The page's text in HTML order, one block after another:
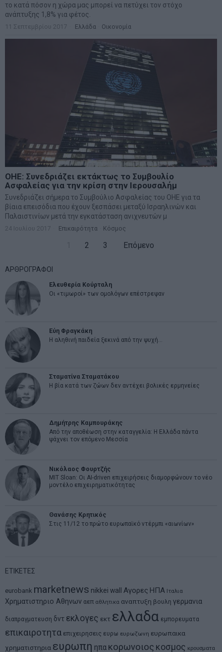
το κατά πόσον η χώρα μας μπορεί να πετύχει τον στόχο
ανάπτυξης 1,8% για φέτος.
11 Σεπτεμβρίου 2017 Ελλάδα Οικονομία
ΟΗΕ: Συνεδριάζει εκτάκτως το Συμβουλίο
Ασφαλείας για την κρίση στην Ιερουσαλήμ
Συνεδριάζει σήμερα το Συμβούλιο Ασφαλείας του ΟΗΕ για τα
βίαια επεισόδια που έχουν ξεσπάσει μεταξύ Ισραηλινών και
Παλαιστινίων μετά την εγκατάσταση ανιχνευτών μ
24 Ιουλίου 2017 Επικαιρότητα Κόσμος
2 3 Επόμενο
ΑΡΘΡΟΓΡΑΦΟΙ
Ελευθερία Κούρταλη
Οι «τιμωροί» των ομολόγων επέστρεψαν
Εύη Φραγκάκη
Η αληθινή παιδεία ξεκινά από την ψυχή…
Σταματίνα Σταματάκου
Η βία κατά των ζώων δεν αντέχει βολικές ερμηνείες
Δημήτρης Καμπουράκης
Από την αποθέωση στην καταγγελία: Η Ελλάδα πάντα
ψάχνει τον επόμενο Μεσσία
Νικόλαος Φουρτζής
MIT Sloan: Οι AI-driven επιχειρήσεις διαμορφώνουν το νέο
μοντέλο επιχειρηματικότητας
Θανάσης Κρητικός
Στις 11/12 το πρώτο ευρωπαϊκό ντέρμπι «αιωνίων»
ΕΤΙΚΕΤΕΣ
eurobank marketnews nikkei wall Αγορες ΗΠΑ Ιταλια
Χρηματιστηριο Αθηνων αεπ αθλητικα αναπτυξη βουλη γερμανια
διαπραγματευση δντ εκλογες εκτ ελλαδα εμπορευματα
επικαιροτητα επιχειρησεις ευρω ευρωζωνη ευρωπαικα
χρηματιστηρια ευρωπη ηπα κορωνοιος κοσμος κρουσματα